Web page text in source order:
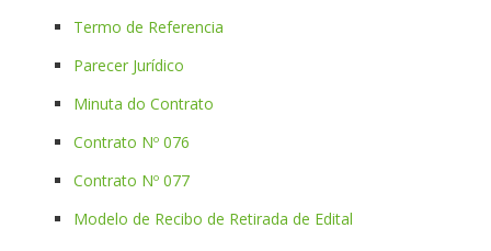
Termo de Referencia
Parecer Jurídico
Minuta do Contrato
Contrato Nº 076
Contrato Nº 077
Modelo de Recibo de Retirada de Edital